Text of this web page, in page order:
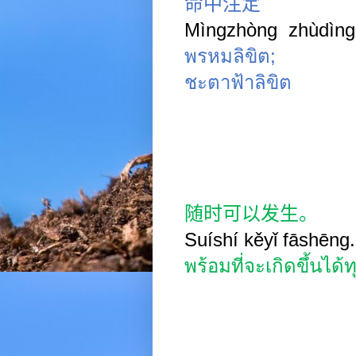
Mìngzhòng zhùdìng
พรหมลิขิต;
ชะตาฟ้าลิขิต
随时可以发生。
Suíshí kěyǐ fāshēng.
พร้อมที่จะเกิดขึ้นได้